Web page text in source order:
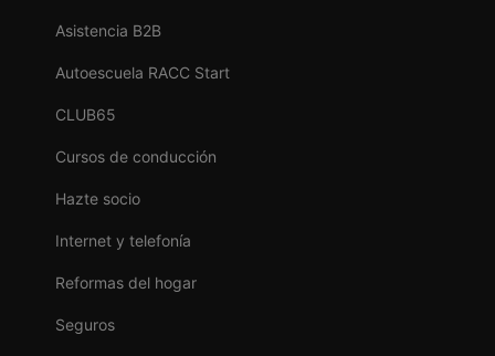
Asistencia B2B
Autoescuela RACC Start
CLUB65
Cursos de conducción
Hazte socio
Internet y telefonía
Reformas del hogar
Seguros